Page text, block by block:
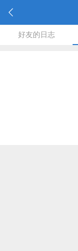
好友的日志